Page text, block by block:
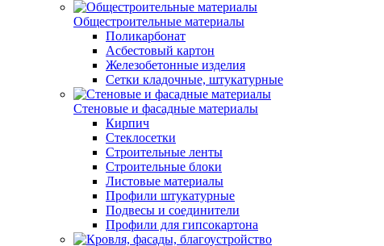
Общестроительные материалы
Поликарбонат
Асбестовый картон
Железобетонные изделия
Сетки кладочные, штукатурные
Стеновые и фасадные материалы
Кирпич
Стеклосетки
Строительные ленты
Строительные блоки
Листовые материалы
Профили штукатурные
Подвесы и соединители
Профили для гипсокартона